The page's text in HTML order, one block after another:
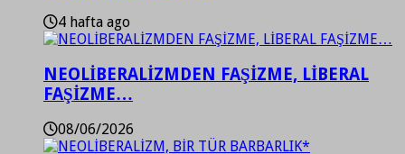
4 hafta ago
NEOLİBERALİZMDEN FAŞİZME, LİBERAL
FAŞİZME…
08/06/2026